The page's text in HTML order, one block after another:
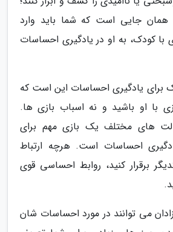
همان جایی است که شما باید وارد
با کودک، به او در یادگیری احساسات
برای یادگیری احساسات این است که
با او باشید و نه اسباب بازی ها.
های مختلف یک بازی مهم برای
احساسات است. هرچه ارتباط
برقرار کنید، روابط احساسی قوی
می توانند در مورد احساسات شان